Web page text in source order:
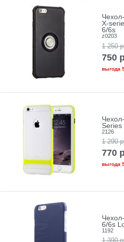
X-
6/6s
z0203
1 250
750
выгода
2126
1 290
770
выгода
6/6s
1192
1 390